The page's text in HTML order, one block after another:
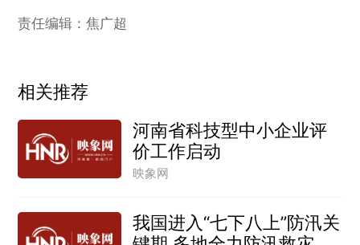
责任编辑：焦广超
相关推荐
河南省科技型中小企业评
价工作启动
映象网
我国进入“七下八上”防汛关